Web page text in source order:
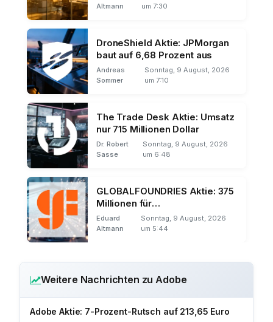
Altmann
um 7:30
DroneShield Aktie: JPMorgan
baut auf 6,68 Prozent aus
Andreas
Sommer
Sonntag, 9 August, 2026
um 7:10
The Trade Desk Aktie: Umsatz
nur 715 Millionen Dollar
Dr. Robert
Sasse
Sonntag, 9 August, 2026
um 6:48
GLOBALFOUNDRIES Aktie: 375
Millionen für
Quantentechnologie
Eduard
Altmann
Sonntag, 9 August, 2026
um 5:44
Weitere Nachrichten zu Adobe
Adobe Aktie: 7-Prozent-Rutsch auf 213,65 Euro